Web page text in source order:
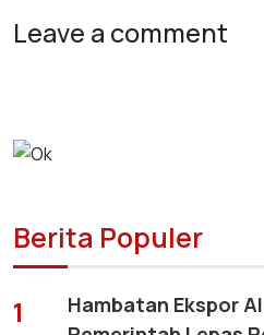
Leave a comment
Berita Populer
1
Hambatan Ekspor